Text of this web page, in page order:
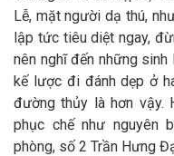
Lễ, mặt người dạ thú,
lập tức tiêu diệt ngay,
nên nghĩ đến những
kế lược đi đánh dẹp ở
đường thủy là hơn vậy.
phục chế như nguyên
phòng, số 2 Trần Hưng